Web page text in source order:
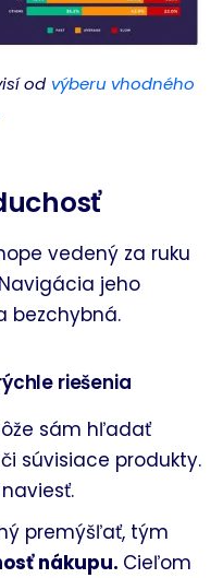
od výberu vhodného
vedený za ruku
jeho
bezchybná.
riešenia
sám hľadať
súvisiace produkty.
premýšľať, tým
nákupu. Cieľom